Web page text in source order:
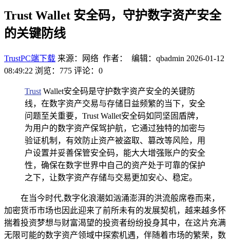
Trust Wallet 安全码，守护数字资产安全
的关键防线
TrustPC端下载 来源：网络 作者： 编辑：qbadmin 2026-01-12
08:49:22 浏览：775 评论：0
Trust Wallet安全码是守护数字资产安全的关键防
线，在数字资产交易与存储日益频繁的当下，安全
问题至关重要，Trust Wallet安全码如同坚固盾牌，
为用户的数字资产保驾护航，它通过独特的加密与
验证机制，有效防止资产被盗取、篡改等风险，用
户设置并妥善保管安全码，能大大增强账户的安全
性，确保在数字世界中自己的资产处于可靠的保护
之下，让数字资产存储与交易更加安心、稳定。
在当今时代,数字化浪潮如汹涌澎湃的洪流般席卷而来，
加密货币市场也因此迎来了前所未有的发展契机，越来越多怀
揣着投资梦想与财富渴望的投资者纷纷投身其中，在这片充满
无限可能的数字资产领域中探索机遇，伴随着市场的繁荣，数